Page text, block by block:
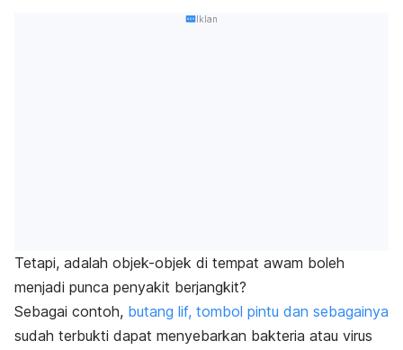
Iklan
Tetapi, adalah objek-objek di tempat awam boleh
menjadi punca penyakit berjangkit?
Sebagai contoh, butang lif, tombol pintu dan sebagainya
sudah terbukti dapat menyebarkan bakteria atau virus